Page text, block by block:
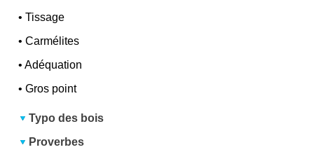
•Tissage
•Carmélites
•Adéquation
•Gros point
Typo des bois
Proverbes